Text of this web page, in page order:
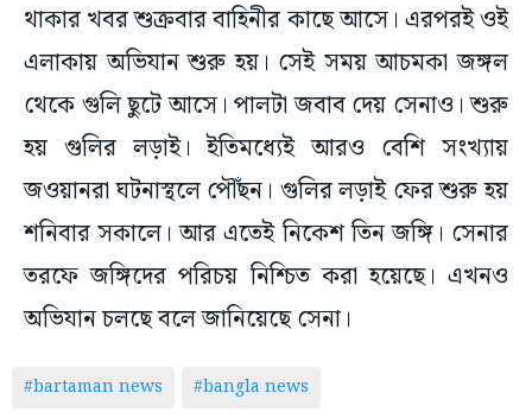
থাকার খবর শুক্রবার বাহিনীর কাছে আসে। এরপরই ওই
এলাকায় অভিযান শুরু হয়। সেই সময় আচমকা জঙ্গল
থেকে গুলি ছুটে আসে। পালটা জবাব দেয় সেনাও। শুরু
হয় গুলির লড়াই। ইতিমধ্যেই আরও বেশি সংখ্যায়
জওয়ানরা ঘটনাস্থলে পৌঁছন। গুলির লড়াই ফের শুরু হয়
শনিবার সকালে। আর এতেই নিকেশ তিন জঙ্গি। সেনার
তরফে জঙ্গিদের পরিচয় নিশ্চিত করা হয়েছে। এখনও
অভিযান চলছে বলে জানিয়েছে সেনা।
#bartaman news #bangla news